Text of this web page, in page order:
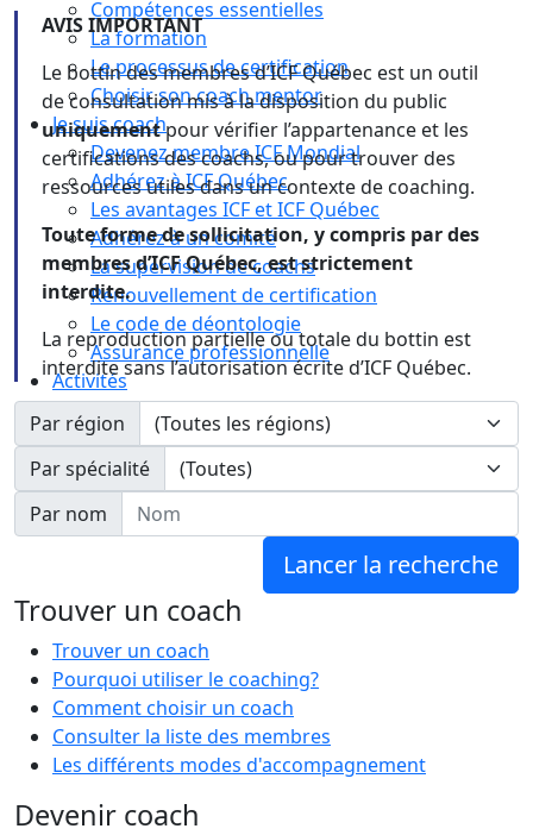
Compétences essentielles
La formation
Le processus de certification
Choisir son coach mentor
Je suis coach
Devenez membre ICF Mondial
Adhérez à ICF Québec
Les avantages ICF et ICF Québec
Adhérez à un comité
La supervision de coachs
Renouvellement de certification
Le code de déontologie
Assurance professionnelle
Activités
Calendrier
Congrès
AVIS IMPORTANT
Le bottin des membres d’ICF Québec est un outil
de consultation mis à la disposition du public
uniquementpour vérifier l’appartenance et les
certifications des coachs, ou pour trouver des
ressources utiles dans un contexte de coaching.
Toute forme de sollicitation, y compris par des
membres d’ICF Québec, est strictement
interdite.
La reproduction partielle ou totale du bottin est
interdite sans l’autorisation écrite d’ICF Québec.
Par région
Par spécialité
Nom
Par nom
Trouver un coach
Trouver un coach
Pourquoi utiliser le coaching?
Comment choisir un coach
Consulter la liste des membres
Les différents modes d'accompagnement
Devenir coach